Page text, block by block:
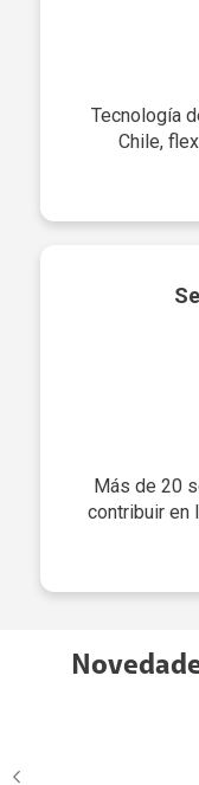
Tecnología
Chile,
Más de 20
contribuir en